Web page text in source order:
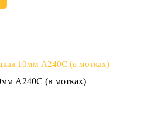
А240С (в мотках)